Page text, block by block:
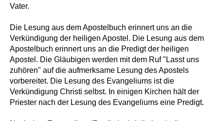
Vater.
Die Lesung aus dem Apostelbuch erinnert uns an die
Verkündigung der heiligen Apostel. Die Lesung aus dem
Apostelbuch erinnert uns an die Predigt der heiligen
Apostel. Die Gläubigen werden mit dem Ruf "Lasst uns
zuhören" auf die aufmerksame Lesung des Apostels
vorbereitet. Die Lesung des Evangeliums ist die
Verkündigung Christi selbst. In einigen Kirchen hält der
Priester nach der Lesung des Evangeliums eine Predigt.